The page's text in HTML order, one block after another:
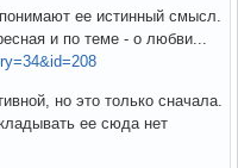
ее истинный смысл.
и по теме - о любви...
но это только сначала.
ее сюда нет